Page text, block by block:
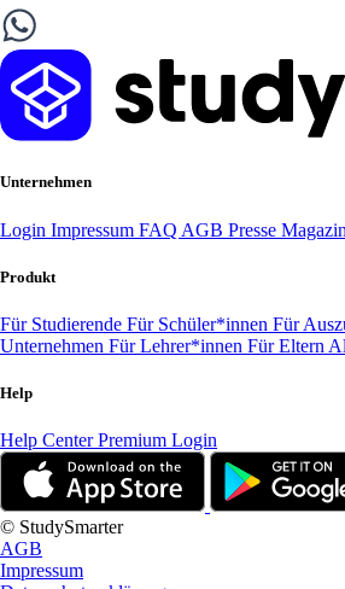
Unternehmen
Login Impressum FAQ AGB Presse
Produkt
Für Studierende Für Schüler*innen Für
Unternehmen Für Lehrer*innen Für Eltern
Help
Help CenterPremium Login
© StudySmarter
AGB
Impressum